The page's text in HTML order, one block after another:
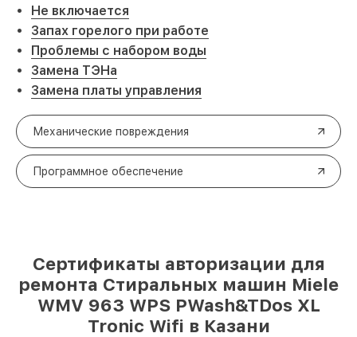
Не включается
Запах горелого при работе
Проблемы с набором воды
Замена ТЭНа
Замена платы управления
Механические повреждения
Программное обеспечение
Сертификаты авторизации для
ремонта Стиральных машин Miele
WMV 963 WPS PWash&TDos XL
Tronic Wifi в Казани